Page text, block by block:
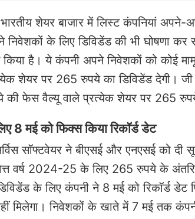
भारतीय शेयर बाजार में लिस्ट कंपनियां अपने-
निवेशकों के लिए डिविडेंड की भी घोषणा
किया है। ये कंपनी अपने निवेशकों को कोई
शेयर पर 265 रुपये का डिविडेंड देगी।
की फेस वैल्यू वाले प्रत्येक शेयर पर 265
8 मई को फिक्स किया रिकॉर्ड डेट
सॉफ्टवेयर ने बीएसई और एनएसई को दी
वर्ष 2024-25 के लिए 265 रुपये के
के लिए कंपनी ने 8 मई को रिकॉर्ड
मिलेगा। निवेशकों के खाते में 7 मई तक